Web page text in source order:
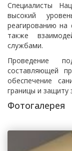
Специалисты
высокий
реагированию на
также
службами.
Проведение
составляющей
обеспечение
границы и защиту
Фотогалерея